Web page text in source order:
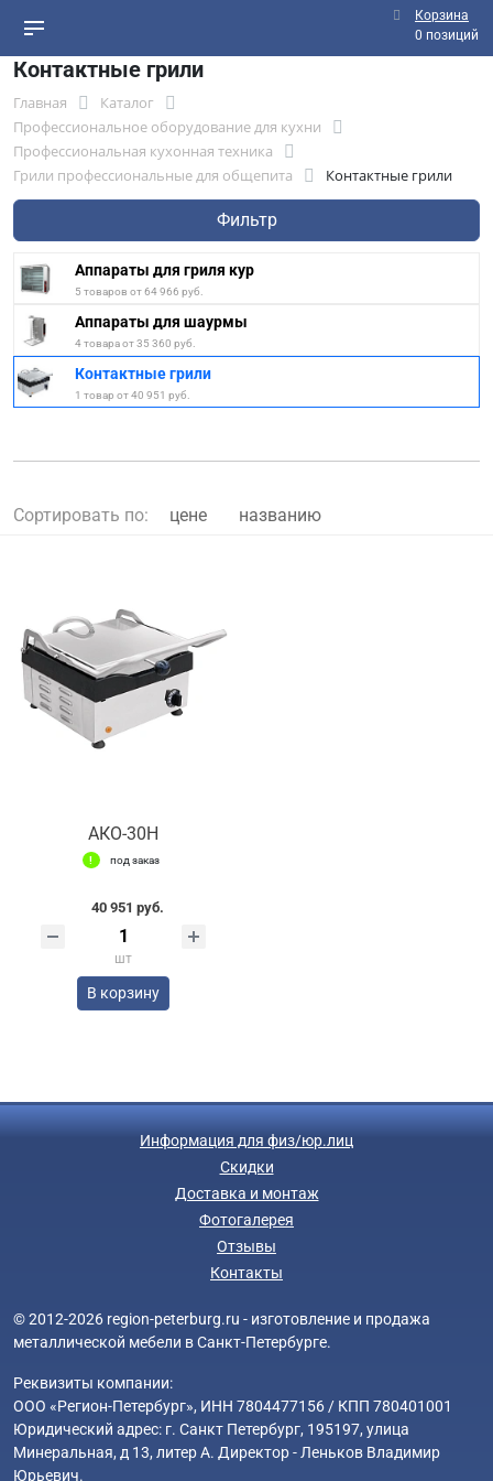
Корзина
0 позиций
Контактные грили
Главная
Каталог
Профессиональное оборудование для кухни
Профессиональная кухонная техника
Грили профессиональные для общепита
Контактные грили
Фильтр
Аппараты для гриля кур
5 товаров от 64 966 руб.
Аппараты для шаурмы
4 товара от 35 360 руб.
Контактные грили
1 товар от 40 951 руб.
Сортировать по: цене названию
АКО-30Н
под заказ
40 951 руб.
шт
В корзину
Информация для физ/юр.лиц
Скидки
Доставка и монтаж
Фотогалерея
Отзывы
Контакты
© 2012-2026 region-peterburg.ru - изготовление и продажа
металлической мебели в Санкт-Петербурге.
Реквизиты компании:
ООО «Регион-Петербург», ИНН 7804477156 / КПП 780401001
Юридический адрес: г. Санкт Петербург, 195197, улица
Минеральная, д 13, литер А. Директор - Леньков Владимир
Юрьевич.